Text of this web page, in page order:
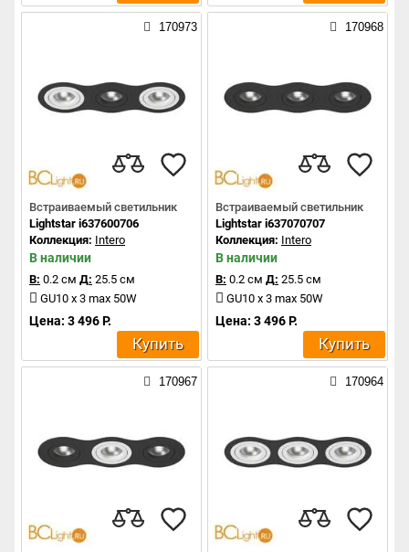
170973
Встраиваемый светильник
Lightstar i637600706
Коллекция: Intero
В наличии
В: 0.2 см Д: 25.5 см
GU10 x 3 max 50W
Цена: 3 496 Р.
Купить
170968
Встраиваемый светильник
Lightstar i637070707
Коллекция: Intero
В наличии
В: 0.2 см Д: 25.5 см
GU10 x 3 max 50W
Цена: 3 496 Р.
Купить
170967 170964